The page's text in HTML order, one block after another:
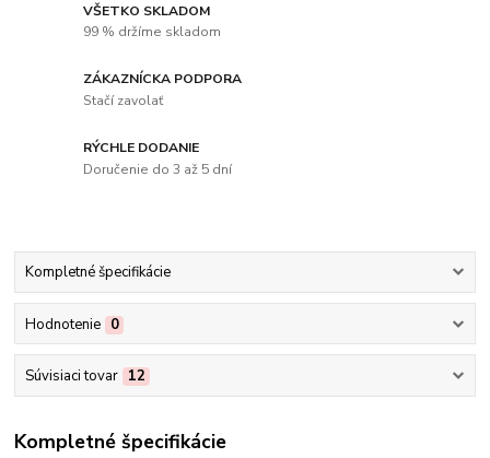
VŠETKO SKLADOM
99 % držíme skladom
ZÁKAZNÍCKA PODPORA
Stačí zavolať
RÝCHLE DODANIE
Doručenie do 3 až 5 dní
Kompletné špecifikácie
Hodnotenie 0
Súvisiaci tovar 12
Kompletné špecifikácie